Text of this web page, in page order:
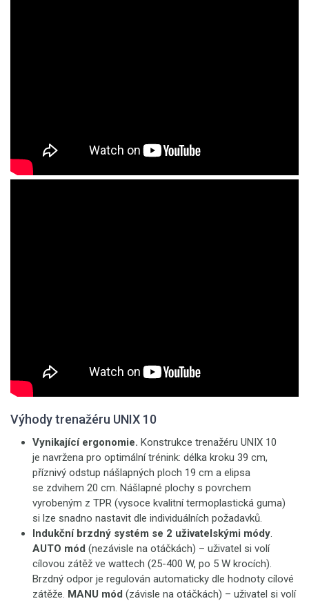
Výhody trenažéru UNIX 10
Vynikající ergonomie. Konstrukce trenažéru UNIX 10
je navržena pro optimální trénink: délka kroku 39 cm,
příznivý odstup nášlapných ploch 19 cm a elipsa
se zdvihem 20 cm. Nášlapné plochy s povrchem
vyrobeným z TPR (vysoce kvalitní termoplastická guma)
si lze snadno nastavit dle individuálních požadavků.
Indukční brzdný systém se 2 uživatelskými módy.
AUTO mód (nezávisle na otáčkách) – uživatel si volí
cílovou zátěž ve wattech (25-400 W, po 5 W krocích).
Brzdný odpor je regulován automaticky dle hodnoty cílové
zátěže. MANU mód (závisle na otáčkách) – uživatel si volí